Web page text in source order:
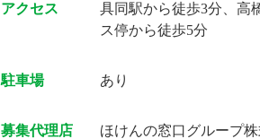
アクセス
具同駅から徒歩3分、高
ス停から徒歩5分
駐車場 あり
募集代理店 ほけんの窓口グループ